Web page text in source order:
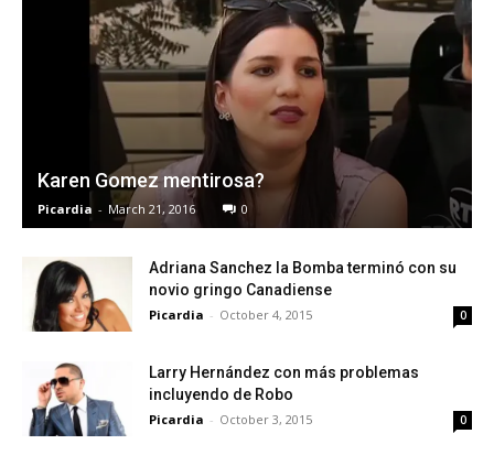
Karen Gomez mentirosa?
Picardia - March 21, 2016 0
Adriana Sanchez la Bomba terminó con su
novio gringo Canadiense
Picardia - October 4, 2015 0
Larry Hernández con más problemas
incluyendo de Robo
Picardia - October 3, 2015 0